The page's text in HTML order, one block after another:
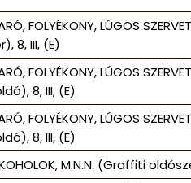
FOLYÉKONY, LÚGOS
8, III, (E)
FOLYÉKONY, LÚGOS
8, III, (E)
FOLYÉKONY, LÚGOS
8, III, (E)
M.N.N. (Graffiti